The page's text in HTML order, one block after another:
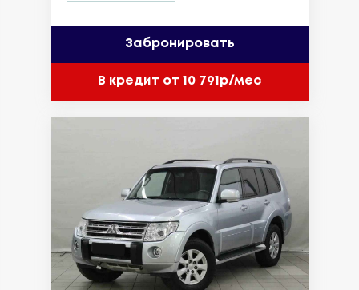
Забронировать
В кредит от 10 791р/мес